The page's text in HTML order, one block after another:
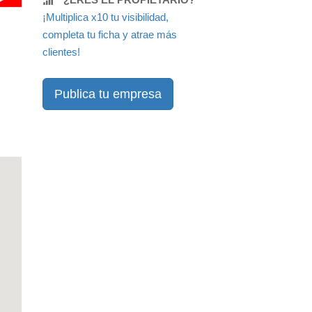
¡Multiplica x10 tu visibilidad,
completa tu ficha y atrae más
clientes!
Publica tu empresa